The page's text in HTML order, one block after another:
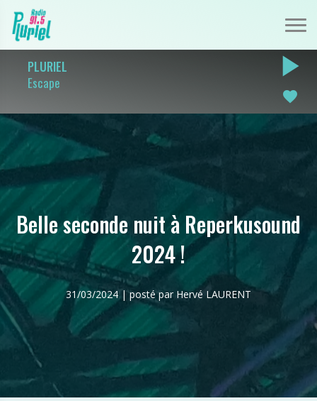
PLURIEL
Escape
play_arrow
favorite
Belle seconde nuit à Reperkusound
2024 !
31/03/2024 | posté par Hervé LAURENT